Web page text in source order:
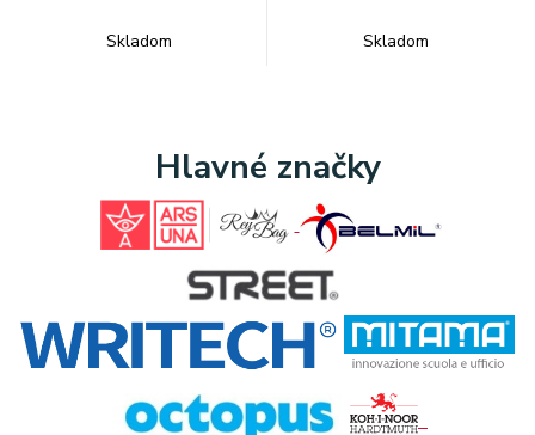
Skladom Skladom
Hlavné značky